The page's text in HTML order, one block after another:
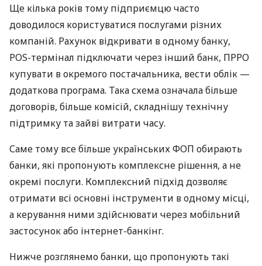
Ще кілька років тому підприємцю часто
доводилося користуватися послугами різних
компаній. Рахунок відкривати в одному банку,
POS-термінал підключати через інший банк, ПРРО
купувати в окремого постачальника, вести облік —
додаткова програма. Така схема означала більше
договорів, більше комісій, складнішу технічну
підтримку та зайві витрати часу.
Саме тому все більше українських ФОП обирають
банки, які пропонують комплексне рішення, а не
окремі послуги. Комплексний підхід дозволяє
отримати всі основні інструменти в одному місці,
а керування ними здійснювати через мобільний
застосунок або інтернет-банкінг.
Нижче розглянемо банки, що пропонують такі